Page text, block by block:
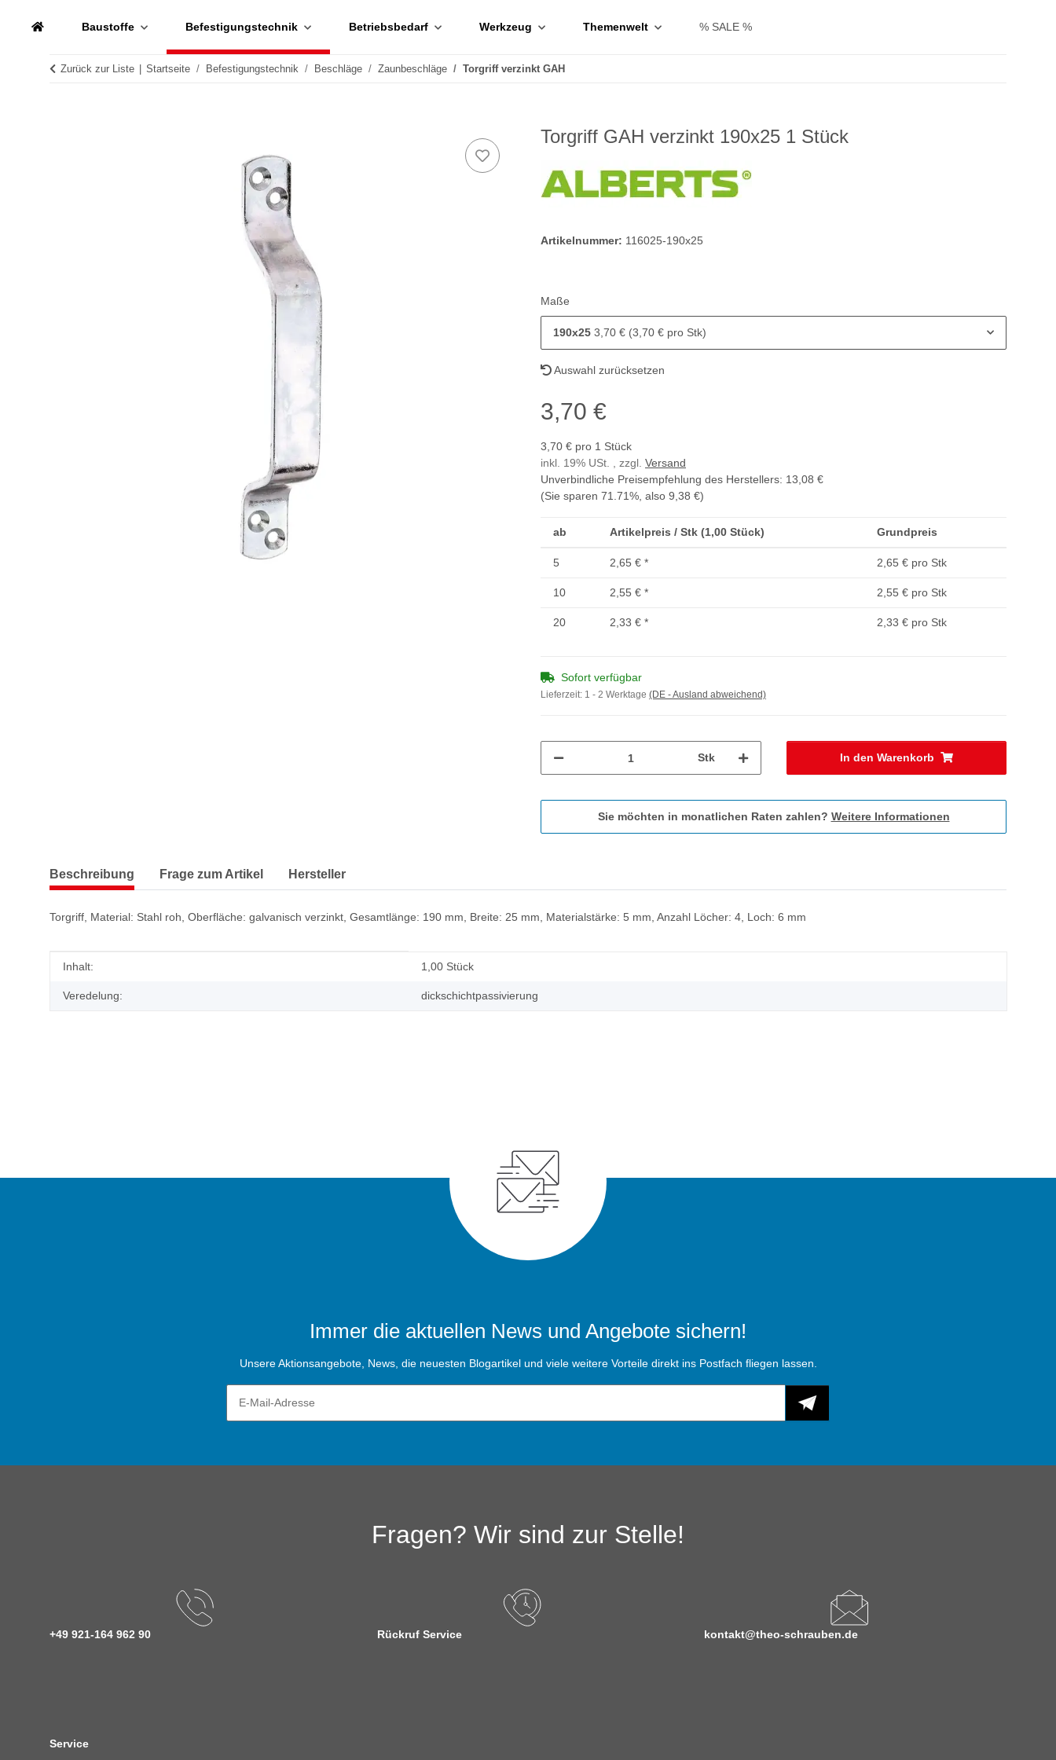
Baustoffe Befestigungstechnik Betriebsbedarf Werkzeug Themenwelt % SALE %
Zurück zur Liste Startseite Befestigungstechnik Beschläge Zaunbeschläge Torgriff verzinkt GAH
Torgriff GAH verzinkt 190x25 1 Stück
Artikelnummer: 116025-190x25
Maße
190x25 3,70 € (3,70 € pro Stk)
Auswahl zurücksetzen
3,70 €
3,70 € pro 1 Stück
inkl. 19% USt. , zzgl. Versand
Unverbindliche Preisempfehlung des Herstellers: 13,08 €
(Sie sparen 71.71%, also 9,38 €)
ab Artikelpreis / Stk (1,00 Stück) Grundpreis
5 2,65 € * 2,65 € pro Stk
10 2,55 € * 2,55 € pro Stk
20 2,33 € * 2,33 € pro Stk
Sofort verfügbar
Lieferzeit: 1 - 2 Werktage (DE - Ausland abweichend)
Stk In den Warenkorb
Sie möchten in monatlichen Raten zahlen? Weitere Informationen
Beschreibung Frage zum Artikel Hersteller
Torgriff, Material: Stahl roh, Oberfläche: galvanisch verzinkt, Gesamtlänge: 190 mm, Breite: 25 mm, Materialstärke: 5 mm, Anzahl Löcher: 4, Loch: 6 mm
Produkteigenschaft
Wert
Inhalt: 1,00 Stück
Veredelung: dickschichtpassivierung
Immer die aktuellen News und Angebote sichern!
Unsere Aktionsangebote, News, die neuesten Blogartikel und viele weitere Vorteile direkt ins Postfach fliegen lassen.
Fragen? Wir sind zur Stelle!
+49 921-164 962 90 Rückruf Service kontakt@theo-schrauben.de
Service